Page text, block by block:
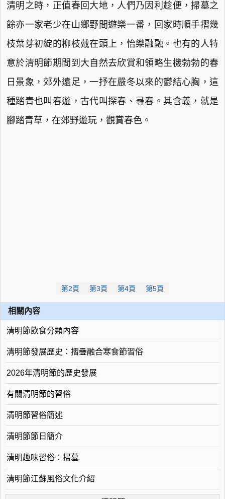
清明之時，正值春回大地，人們乃因利趁便，掃墓之
餘亦一家老少在山鄉野間遊樂一番，回家時順手摺幾
枝葉芽初綻的柳枝戴在頭上，怡樂融融。也有的人特
意於清明節期間到大自然去欣賞和領略生機勃勃的春
日景象，郊外遠足，一抒在嚴冬以來的鬱結心胸，這
種踏青也叫春遊，古代叫探春、尋春。其含義，就是
腳踏青草，在郊野遊玩，觀賞春色。
第2頁 第3頁 第4頁 第5頁
相關內容
清明節飲食分類內容
清明節發展歷史：摺疊融合寒食節習俗
2026年清明節的歷史發展
有關清明節的習俗
清明節習俗簡述
清明節節日簡介
清明趣味習俗：掃墓
清明節江蘇風俗文化介紹